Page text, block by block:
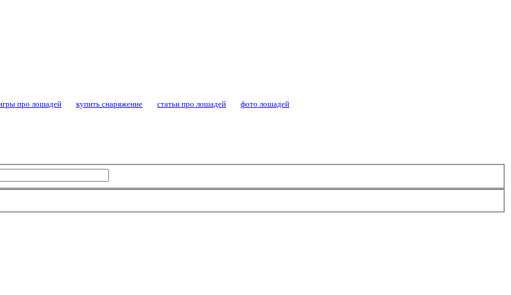
про лошадей купить снаряжение статьи про лошадей фото лошадей